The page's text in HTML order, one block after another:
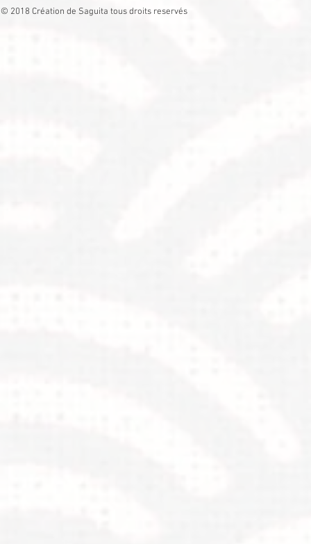
© 2018 Création de Saguita tous droits reservés